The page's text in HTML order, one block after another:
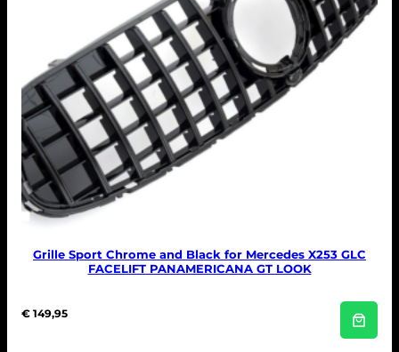
Grille Sport Chrome and Black for Mercedes X253 GLC
FACELIFT PANAMERICANA GT LOOK
€ 149,95